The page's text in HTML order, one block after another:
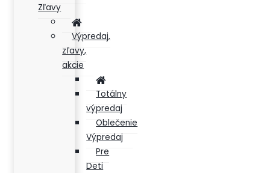
Zľavy
Výpredaj,
zľavy,
akcie
Totálny
výpredaj
Oblečenie
Výpredaj
Pre
Deti